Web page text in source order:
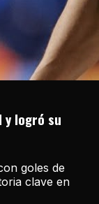
y logró su
goles de
clave en